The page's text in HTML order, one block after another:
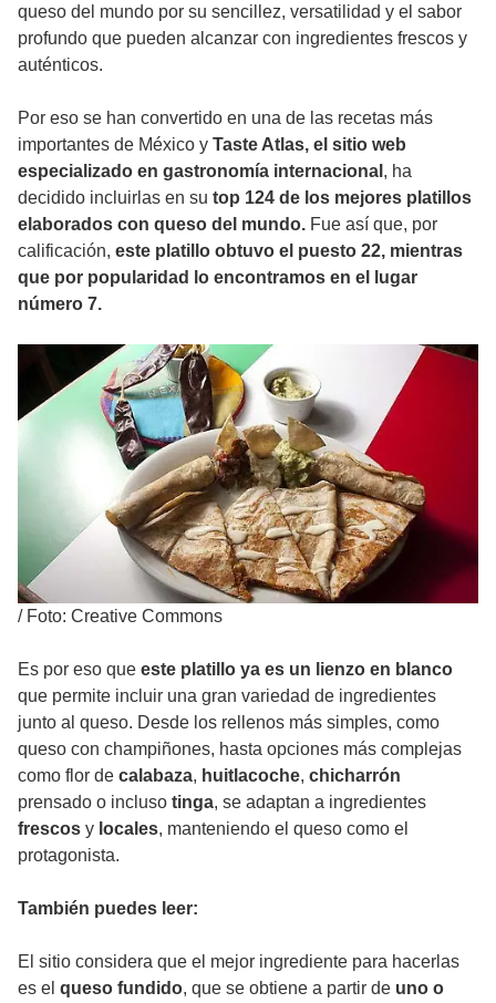
queso del mundo por su sencillez, versatilidad y el sabor
profundo que pueden alcanzar con ingredientes frescos y
auténticos.
Por eso se han convertido en una de las recetas más
importantes de México y Taste Atlas, el sitio web
especializado en gastronomía internacional , ha
decidido incluirlas en su top 124 de los mejores platillos
elaborados con queso del mundo. Fue así que, por
calificación, este platillo obtuvo el puesto 22, mientras
que por popularidad lo encontramos en el lugar
número 7.
/ Foto: Creative Commons
Es por eso que este platillo ya es un lienzo en blanco
que permite incluir una gran variedad de ingredientes
junto al queso. Desde los rellenos más simples, como
queso con champiñones, hasta opciones más complejas
como flor de calabaza, huitlacoche, chicharrón
prensado o incluso tinga, se adaptan a ingredientes
frescos y locales, manteniendo el queso como el
protagonista.
También puedes leer:
El sitio considera que el mejor ingrediente para hacerlas
es el queso fundido, que se obtiene a partir de uno o